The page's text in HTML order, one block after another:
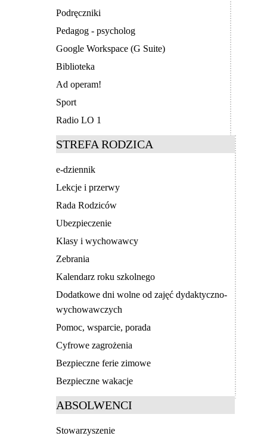
Podręczniki
Pedagog - psycholog
Google Workspace (G Suite)
Biblioteka
Ad operam!
Sport
Radio LO 1
STREFA RODZICA
e-dziennik
Lekcje i przerwy
Rada Rodziców
Ubezpieczenie
Klasy i wychowawcy
Zebrania
Kalendarz roku szkolnego
Dodatkowe dni wolne od zajęć dydaktyczno-
wychowawczych
Pomoc, wsparcie, porada
Cyfrowe zagrożenia
Bezpieczne ferie zimowe
Bezpieczne wakacje
ABSOLWENCI
Stowarzyszenie